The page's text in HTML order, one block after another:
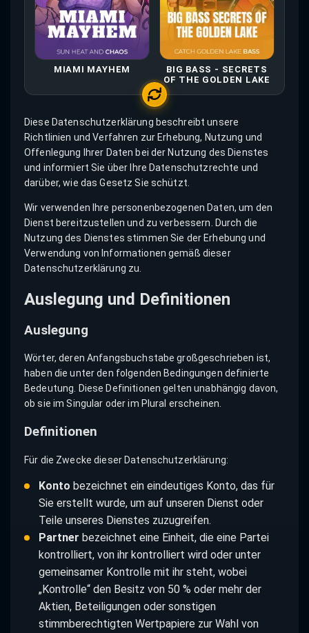
MIAMI MAYHEM
BIG BASS - SECRETS
OF THE GOLDEN LAKE
Diese Datenschutzerklärung beschreibt unsere
Richtlinien und Verfahren zur Erhebung, Nutzung und
Offenlegung Ihrer Daten bei der Nutzung des Dienstes
und informiert Sie über Ihre Datenschutzrechte und
darüber, wie das Gesetz Sie schützt.
Wir verwenden Ihre personenbezogenen Daten, um den
Dienst bereitzustellen und zu verbessern. Durch die
Nutzung des Dienstes stimmen Sie der Erhebung und
Verwendung von Informationen gemäß dieser
Datenschutzerklärung zu.
Auslegung und Definitionen
Auslegung
Wörter, deren Anfangsbuchstabe großgeschrieben ist,
haben die unter den folgenden Bedingungen definierte
Bedeutung. Diese Definitionen gelten unabhängig davon,
ob sie im Singular oder im Plural erscheinen.
Definitionen
Für die Zwecke dieser Datenschutzerklärung:
Konto bezeichnet ein eindeutiges Konto, das für
Sie erstellt wurde, um auf unseren Dienst oder
Teile unseres Dienstes zuzugreifen.
Partner bezeichnet eine Einheit, die eine Partei
kontrolliert, von ihr kontrolliert wird oder unter
gemeinsamer Kontrolle mit ihr steht, wobei
„Kontrolle“ den Besitz von 50 % oder mehr der
Aktien, Beteiligungen oder sonstigen
stimmberechtigten Wertpapiere zur Wahl von